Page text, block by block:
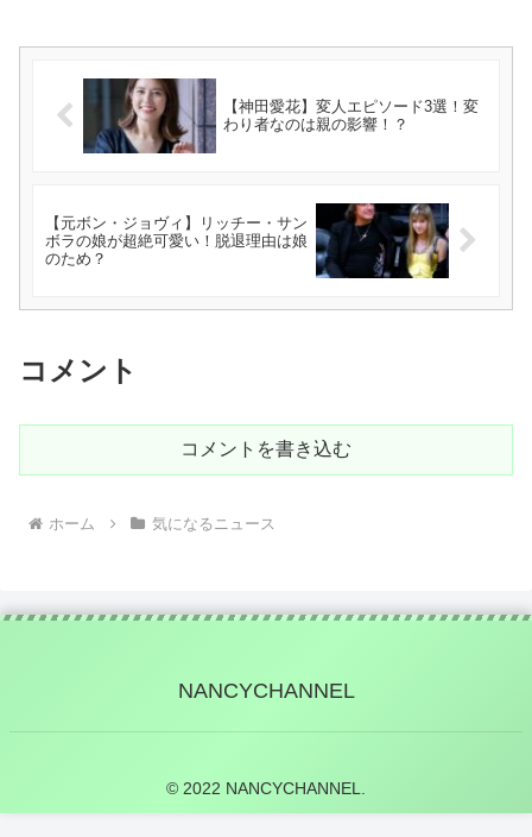
【神田愛花】変人エピソード3選！変
わり者なのは親の影響！？
【元ボン・ジョヴィ】リッチー・サン
ボラの娘が超絶可愛い！脱退理由は娘
のため？
コメント
コメントを書き込む
ホーム 気になるニュース
NANCYCHANNEL
© 2022 NANCYCHANNEL.